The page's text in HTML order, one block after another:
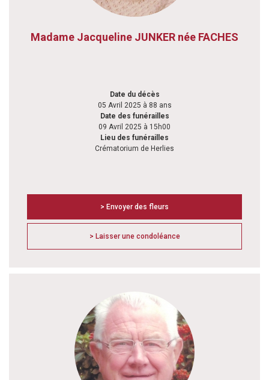
Madame Jacqueline JUNKER née FACHES
Date du décès
05 Avril 2025 à 88 ans
Date des funérailles
09 Avril 2025 à 15h00
Lieu des funérailles
Crématorium de Herlies
> Envoyer des fleurs
> Laisser une condoléance